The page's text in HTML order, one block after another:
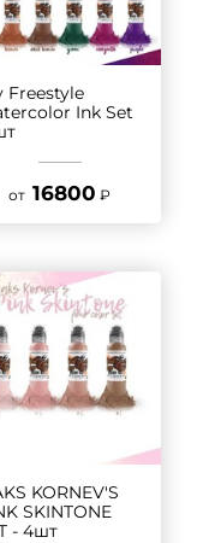
Freestyle
Ink Set
от 16800 ₽
KORNEV'S
SKINTONE
- 4шт